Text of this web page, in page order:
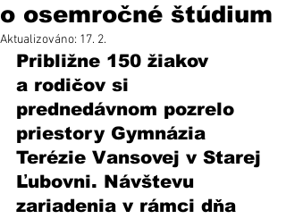
o osemročné štúdium
Aktualizováno: 17. 2.
Približne 150 žiakov
a rodičov si
prednedávnom pozrelo
priestory Gymnázia
Terézie Vansovej v Starej
Ľubovni. Návštevu
zariadenia v rámci dňa